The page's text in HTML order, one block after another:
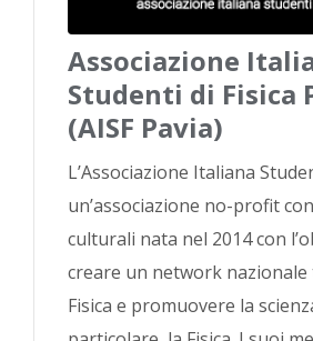
Associazione
Studenti di Fisica
(AISF Pavia)
L’Associazione Italiana
un’associazione no-profit
culturali nata nel 2014 con
creare un network
Fisica e promuovere la